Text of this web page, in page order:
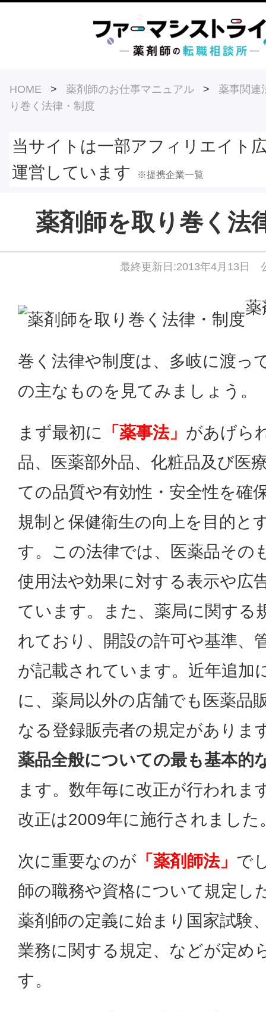
HOME > 薬剤師のお仕事マニュアル > 薬事関連
り巻く法律・制度
当サイトは一部アフィリエイト
運営しています
※提携企業一覧
薬剤師を取り巻く法
最終更新日:2013年4月13日
薬
巻く法律や制度は、多岐に渡っ
の主なものを見てみましょう。
まず最初に 「薬事法」 があげら
品、医薬部外品、化粧品及び医
ての品質や有効性・安全性を確
規制と保健衛生の向上を目的と
す。この法律では、医薬品その
使用法や効果に対する表示や広
ています。また、薬局に関する
れており、開設の許可や基準、
が記載されています。近年追加
に、薬局以外の店舗でも医薬品
なる登録販売者の規定がありま
薬品全般についての最も基本的
ます。数年毎に改正が行われま
改正は2009年に施行されました
次に重要なのが 「薬剤師法」 で
師の職務や資格について規定し
薬剤師の定義に始まり国家試験
業務に関する規定、などが定め
す。